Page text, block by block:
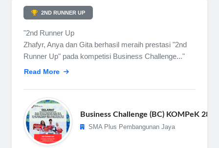
2ND RUNNER UP
"2nd Runner Up
Zhafyr, Anya dan Gita berhasil meraih prestasi "2nd
Runner Up" pada kompetisi Business Challenge..."
Read More
Business Challenge (BC) KOMPeK 28
SMA Plus Pembangunan Jaya